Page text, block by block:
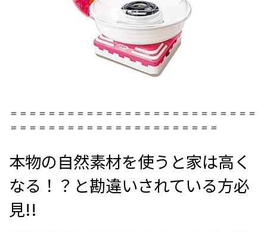
＝＝＝＝＝＝＝＝＝＝＝＝＝＝＝＝＝＝＝＝＝＝＝＝＝＝
＝＝＝＝＝＝＝＝＝＝＝＝＝＝＝＝＝＝＝＝＝＝
本物の自然素材を使うと家は高く
なる！？と勘違いされている方必
見!!